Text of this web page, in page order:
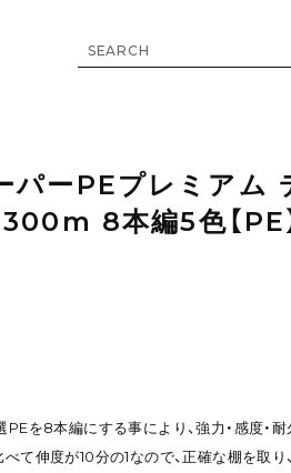
ーパーPEプレミアム
8本編5色【PE】
を8本編にする事により、強力・感度・
て伸度が10分の1なので、正確な棚を取り